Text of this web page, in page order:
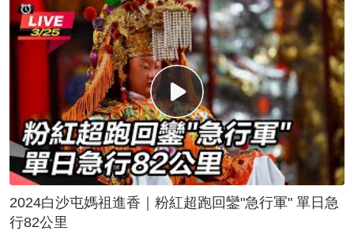
2024白沙屯媽祖進香｜粉紅超跑回鑾"急行軍" 單日急
行82公里